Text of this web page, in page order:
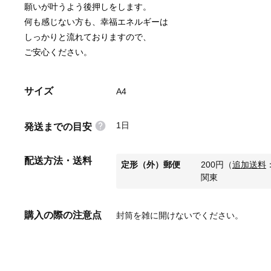
願いが叶うよう後押しをします。
何も感じない方も、幸福エネルギーは
しっかりと流れておりますので、
ご安心ください。
サイズ A4
発送までの目安 1日
配送方法・送料 定形（外）郵便 200円 （追加送料 ：
関東
購入の際の注意点 封筒を雑に開けないでください。